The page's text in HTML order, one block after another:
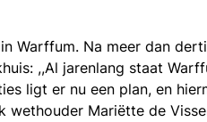
Warffum. Na meer dan
,,Al jarenlang staat
ligt er nu een plan, en
wethouder Mariëtte de